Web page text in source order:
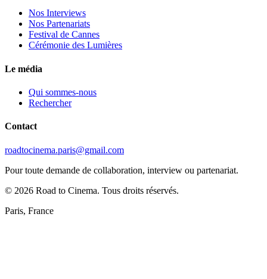
Nos Interviews
Nos Partenariats
Festival de Cannes
Cérémonie des Lumières
Le média
Qui sommes-nous
Rechercher
Contact
roadtocinema.paris@gmail.com
Pour toute demande de collaboration, interview ou partenariat.
© 2026 Road to Cinema. Tous droits réservés.
Paris, France